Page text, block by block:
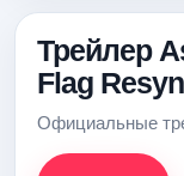
Трейлер
Flag
Официальные